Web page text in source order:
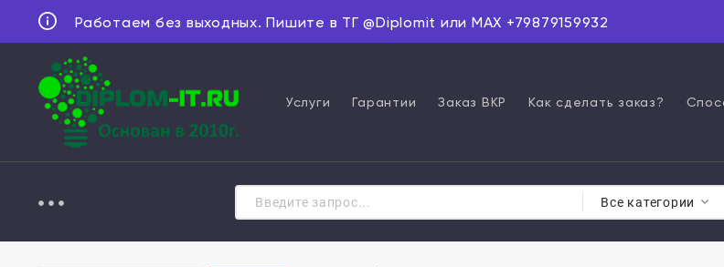
Работаем без выходных. Пишите в ТГ @Diplomit или MAX +79879159932
Услуги Гарантии Заказ ВКР Как сделать заказ?
Все категории